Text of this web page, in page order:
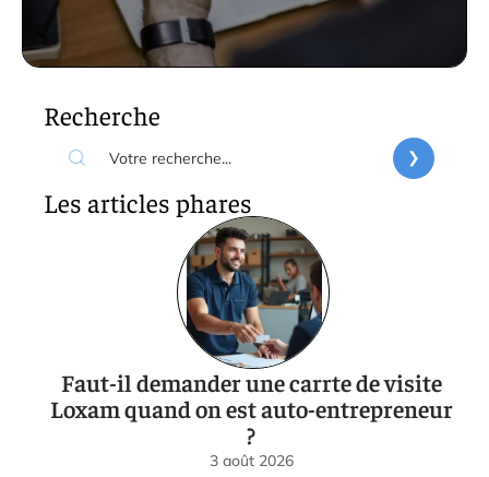
Recherche
Les articles phares
Faut-il demander une carrte de visite
Loxam quand on est auto-entrepreneur
?
3 août 2026